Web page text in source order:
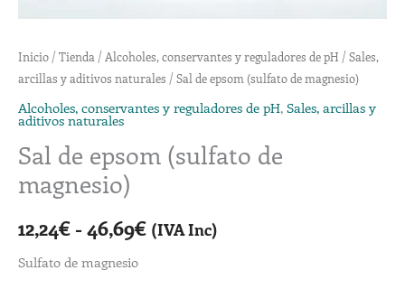
Inicio /Tienda / Alcoholes, conservantes y reguladores de pH /Sales,
arcillas y aditivos naturales / Sal de epsom (sulfato de magnesio)
Alcoholes, conservantes y reguladores de pH, Sales, arcillas y
aditivos naturales
Sal de epsom (sulfato de
magnesio)
12,24€ -46,69€ (IVA Inc)
Sulfato de magnesio